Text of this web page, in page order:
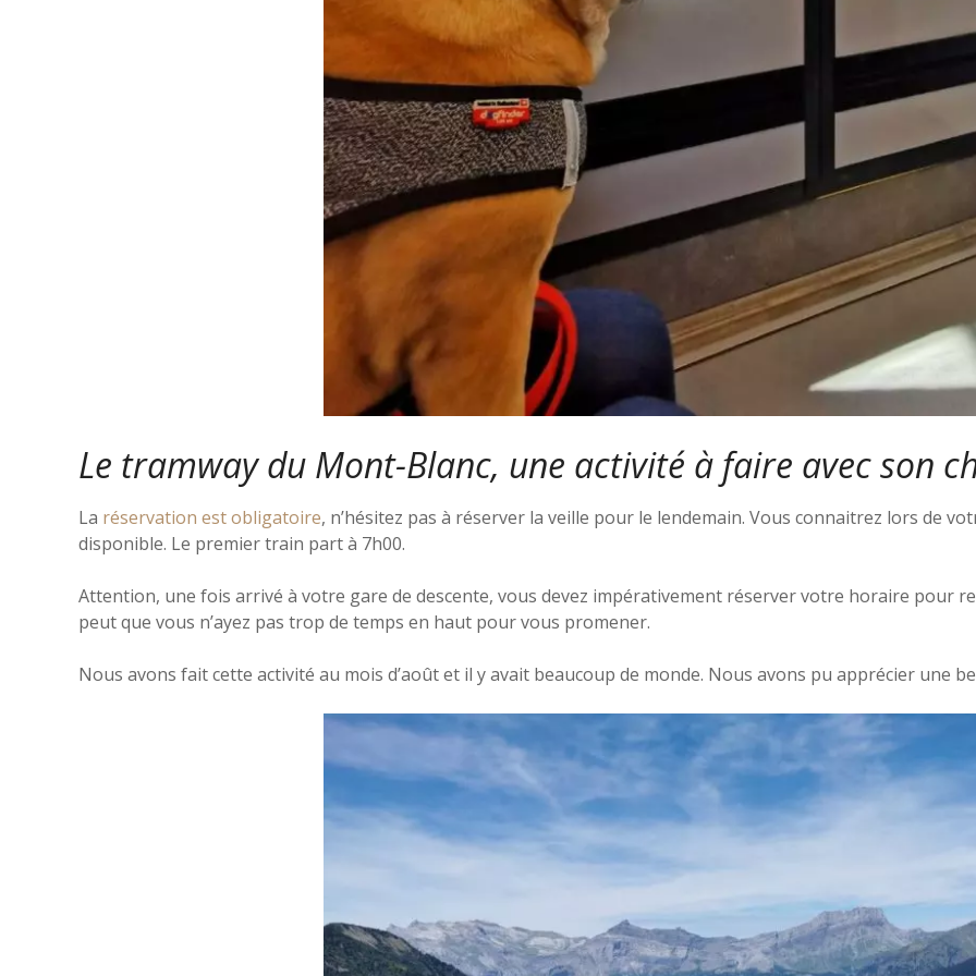
Le tramway du Mont-Blanc, une activité à faire avec son
La réservation est obligatoire, n’hésitez pas à réserver la veille pour le lendemain. Vous connaitrez lors de
disponible. Le premier train part à 7h00.
Attention, une fois arrivé à votre gare de descente, vous devez impérativement réserver votre horaire pour
peut que vous n’ayez pas trop de temps en haut pour vous promener.
Nous avons fait cette activité au mois d’août et il y avait beaucoup de monde. Nous avons pu apprécier une